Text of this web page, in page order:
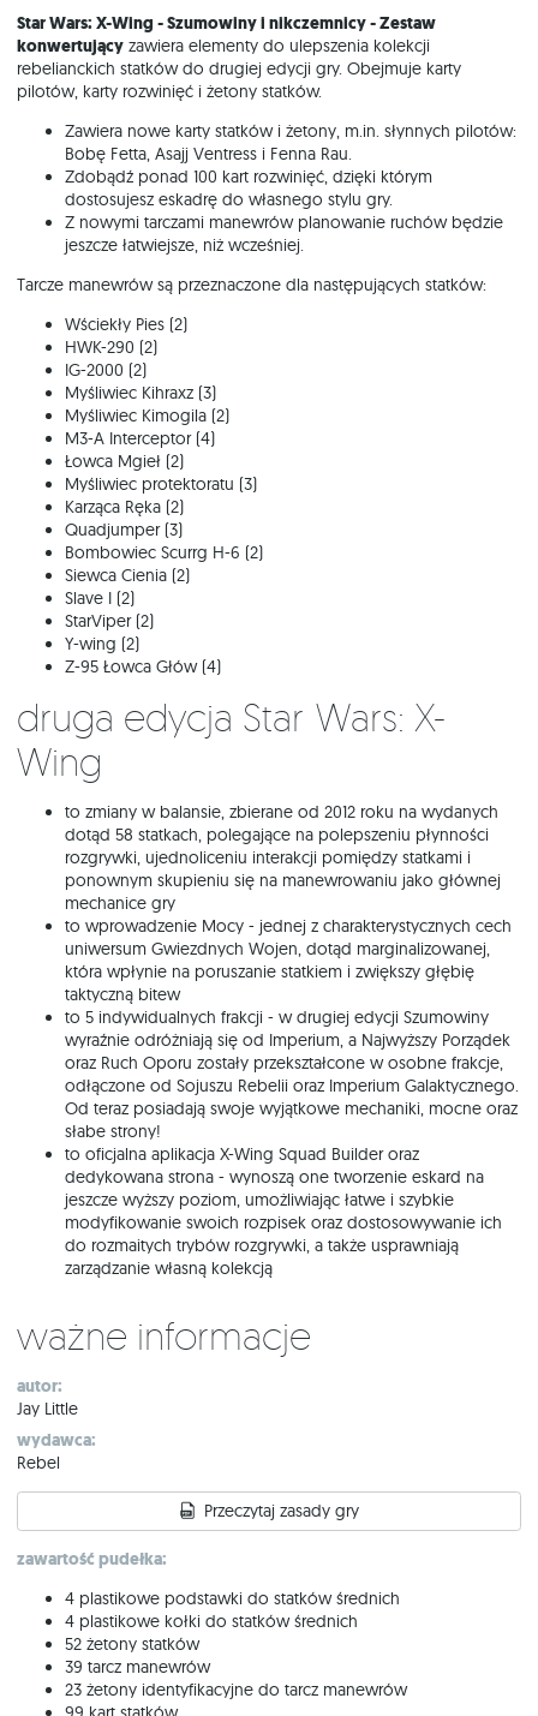
Star Wars: X-Wing - Szumowiny i nikczemnicy - Zestaw
konwertujący zawiera elementy do ulepszenia kolekcji
rebelianckich statków do drugiej edycji gry. Obejmuje karty
pilotów, karty rozwinięć i żetony statków.
Zawiera nowe karty statków i żetony, m.in. słynnych pilotów:
Bobę Fetta, Asajj Ventress i Fenna Rau.
Zdobądź ponad 100 kart rozwinięć, dzięki którym
dostosujesz eskadrę do własnego stylu gry.
Z nowymi tarczami manewrów planowanie ruchów będzie
jeszcze łatwiejsze, niż wcześniej.
Tarcze manewrów są przeznaczone dla następujących statków:
Wściekły Pies (2)
HWK-290 (2)
IG-2000 (2)
Myśliwiec Kihraxz (3)
Myśliwiec Kimogila (2)
M3-A Interceptor (4)
Łowca Mgieł (2)
Myśliwiec protektoratu (3)
Karząca Ręka (2)
Quadjumper (3)
Bombowiec Scurrg H-6 (2)
Siewca Cienia (2)
Slave I (2)
StarViper (2)
Y-wing (2)
Z-95 Łowca Głów (4)
Druga edycja Star Wars: X-
Wing
to zmiany w balansie, zbierane od 2012 roku na wydanych
dotąd 58 statkach, polegające na polepszeniu płynności
rozgrywki, ujednoliceniu interakcji pomiędzy statkami i
ponownym skupieniu się na manewrowaniu jako głównej
mechanice gry
to wprowadzenie Mocy - jednej z charakterystycznych cech
uniwersum Gwiezdnych Wojen, dotąd marginalizowanej,
która wpłynie na poruszanie statkiem i zwiększy głębię
taktyczną bitew
to 5 indywidualnych frakcji - w drugiej edycji Szumowiny
wyraźnie odróżniają się od Imperium, a Najwyższy Porządek
oraz Ruch Oporu zostały przekształcone w osobne frakcje,
odłączone od Sojuszu Rebelii oraz Imperium Galaktycznego.
Od teraz posiadają swoje wyjątkowe mechaniki, mocne oraz
słabe strony!
to oficjalna aplikacja X-Wing Squad Builder oraz
dedykowana strona - wynoszą one tworzenie eskard na
jeszcze wyższy poziom, umożliwiając łatwe i szybkie
modyfikowanie swoich rozpisek oraz dostosowywanie ich
do rozmaitych trybów rozgrywki, a także usprawniają
zarządzanie własną kolekcją
Ważne informacje
autor:
Jay Little
wydawca:
Rebel
Przeczytaj zasady gry
zawartość pudełka:
4 plastikowe podstawki do statków średnich
4 plastikowe kołki do statków średnich
52 żetony statków
39 tarcz manewrów
23 żetony identyfikacyjne do tarcz manewrów